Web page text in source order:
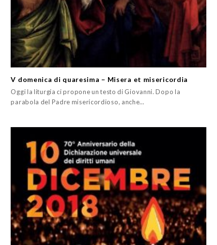
V domenica di quaresima – Misera et misericordia
Oggi la liturgia ci propone un testo di Giovanni. Dopo la
parabola del Padre misericordioso, anche…